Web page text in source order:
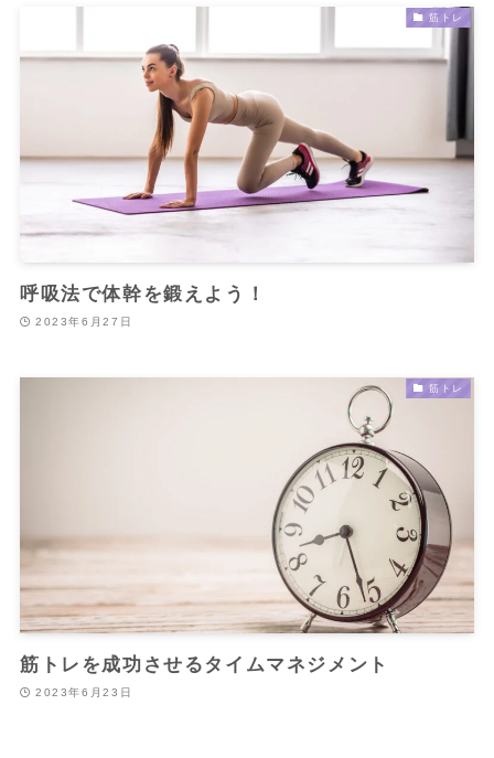
筋トレ
呼吸法で体幹を鍛えよう！
2023年6月27日
筋トレ
筋トレを成功させるタイムマネジメント
2023年6月23日